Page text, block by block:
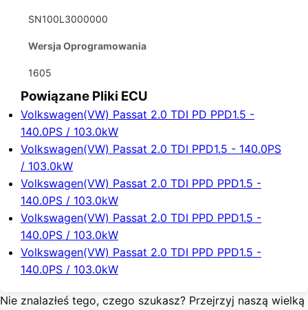
SN100L3000000
Wersja Oprogramowania
1605
Powiązane Pliki ECU
Volkswagen(VW) Passat 2.0 TDI PD PPD1.5 -
140.0PS / 103.0kW
Volkswagen(VW) Passat 2.0 TDI PPD1.5 - 140.0PS
/ 103.0kW
Volkswagen(VW) Passat 2.0 TDI PPD PPD1.5 -
140.0PS / 103.0kW
Volkswagen(VW) Passat 2.0 TDI PPD PPD1.5 -
140.0PS / 103.0kW
Volkswagen(VW) Passat 2.0 TDI PPD PPD1.5 -
140.0PS / 103.0kW
Nie znalazłeś tego, czego szukasz? Przejrzyj naszą wielką